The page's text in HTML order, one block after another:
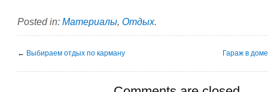
Posted in: Материалы, Отдых.
← Выбираем отдых по карману Гараж в